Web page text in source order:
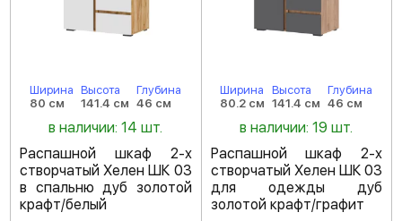
Ширина
80 см
Высота
141.4 см
Глубина
46 см
в наличии: 14 шт.
Распашной шкаф 2-х
створчатый Хелен ШК 03
в спальню дуб золотой
крафт/белый
Ширина
80.2 см
Высота
141.4 см
Глубина
46 см
в наличии: 19 шт.
Распашной шкаф 2-х
створчатый Хелен ШК 03
для одежды дуб
золотой крафт/графит